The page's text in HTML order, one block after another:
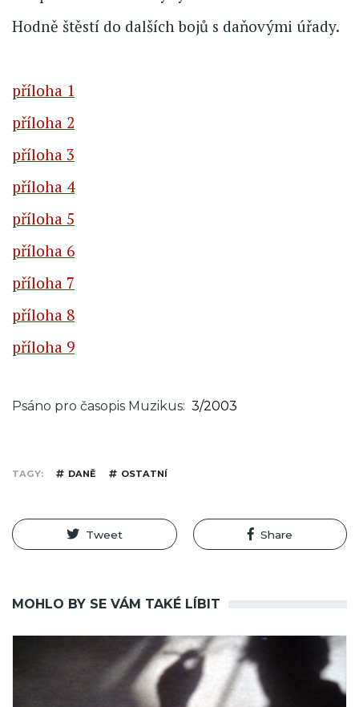
Hodně štěstí do dalších bojů s daňovými úřady.
příloha 1
příloha 2
příloha 3
příloha 4
příloha 5
příloha 6
příloha 7
příloha 8
příloha 9
Psáno pro časopis Muzikus 3/2003
TAGY DANĚ OSTATNÍ
Tweet Share
MOHLO BY SE VÁM TAKÉ LÍBIT